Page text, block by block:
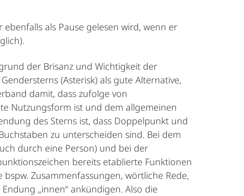
als Pause gelesen wird, wenn er
der Brisanz und Wichtigkeit der
(Asterisk) als gute Alternative,
damit, dass zufolge von
Nutzungsform ist und dem allgemeinen
des Sterns ist, dass Doppelpunkt und
zu unterscheiden sind. Bei dem
durch eine Person) und bei der
bereits etablierte Funktionen
Zusammenfassungen, wörtliche Rede,
„innen“ ankündigen. Also die